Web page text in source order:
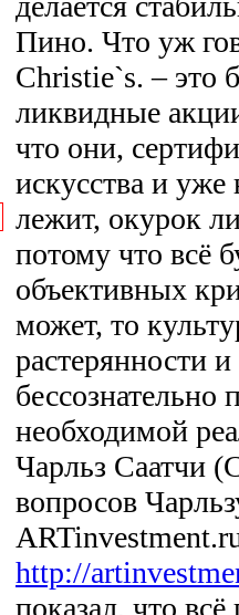
Пино. Что уж
Christie`s. – это
ликвидные
что они,
искусства и уже
лежит, окурок
потому что всё
объективных
может, то
растерянности
бессознательно
необходимой
Чарльз Саатчи
вопросов
http://
показал, что